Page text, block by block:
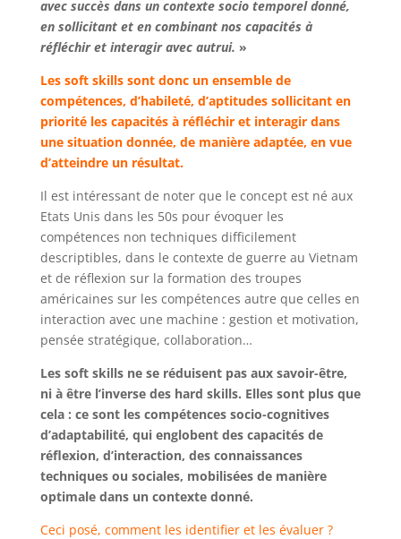
avec succès dans un contexte socio temporel donné,
en sollicitant et en combinant nos capacités à
réfléchir et interagir avec autrui. »
Les soft skills sont donc un ensemble de
compétences, d’habileté, d’aptitudes sollicitant en
priorité les capacités à réfléchir et interagir dans
une situation donnée, de manière adaptée, en vue
d’atteindre un résultat.
Il est intéressant de noter que le concept est né aux
Etats Unis dans les 50s pour évoquer les
compétences non techniques difficilement
descriptibles, dans le contexte de guerre au Vietnam
et de réflexion sur la formation des troupes
américaines sur les compétences autre que celles en
interaction avec une machine : gestion et motivation,
pensée stratégique, collaboration…
Les soft skills ne se réduisent pas aux savoir-être,
ni à être l’inverse des hard skills. Elles sont plus que
cela : ce sont les compétences socio-cognitives
d’adaptabilité, qui englobent des capacités de
réflexion, d’interaction, des connaissances
techniques ou sociales, mobilisées de manière
optimale dans un contexte donné.
Ceci posé, comment les identifier et les évaluer ?